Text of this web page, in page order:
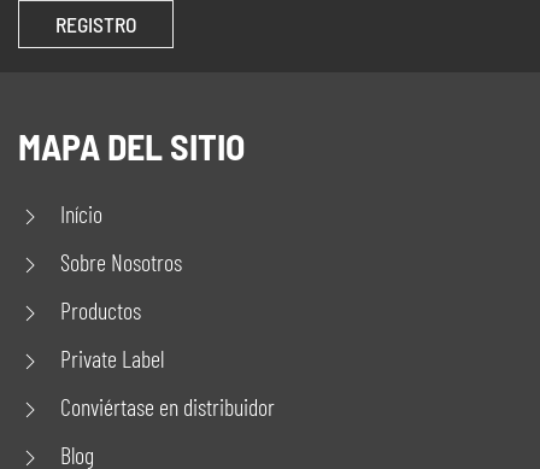
MAPA DEL SITIO
Início
Sobre Nosotros
Productos
Private Label
Conviértase en distribuidor
Blog